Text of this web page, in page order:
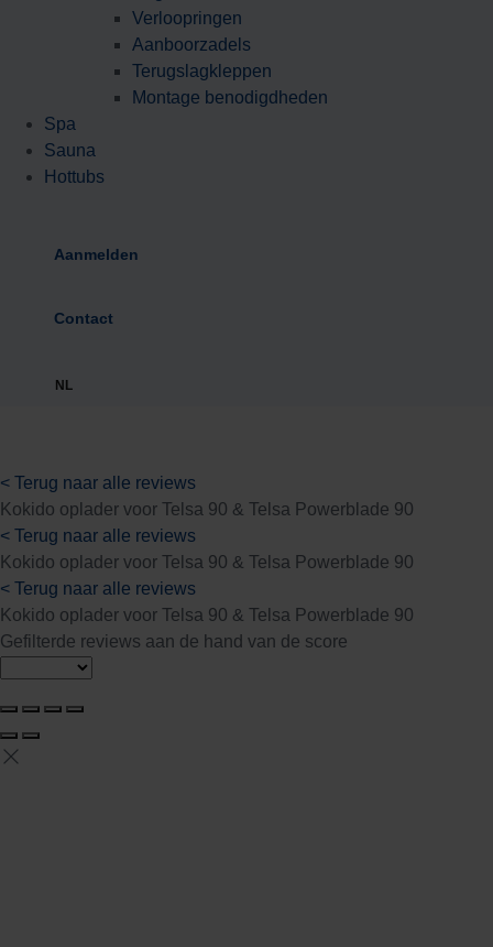
Verloopringen
Aanboorzadels
Terugslagkleppen
Montage benodigdheden
Spa
Sauna
Hottubs
Aanmelden
Contact
NL
< Terug naar alle reviews
Kokido oplader voor Telsa 90 & Telsa Powerblade 90
< Terug naar alle reviews
Kokido oplader voor Telsa 90 & Telsa Powerblade 90
< Terug naar alle reviews
Kokido oplader voor Telsa 90 & Telsa Powerblade 90
Gefilterde reviews aan de hand van de score